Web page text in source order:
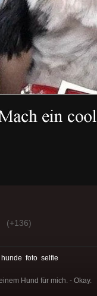
(+136)
hunde foto selfie
Hund für mich. - Okay.